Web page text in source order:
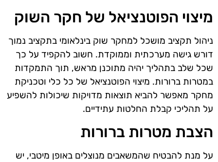
מיצוי הפוטנציאל של חקר השוק
ניהול תקציב מושכל למחקר שוק בינלאומי בתקציב נמוך
דורש גישה מערכתית וממוקדת. חשוב להקפיד על כך
שכל שלב בתהליך יהיה מתוכנן מראש, תוך התמקדות
במטרות ברורות. מיצוי הפוטנציאל של כל כלי וטכניקת
מחקר מאפשר להביא תוצאות מדויקות שיכולות להשפיע
על תהליכי קבלת החלטות עתידיים.
הצבת מטרות ברורות
על מנת להבטיח שהמשאבים מנוצלים באופן מיטבי, יש